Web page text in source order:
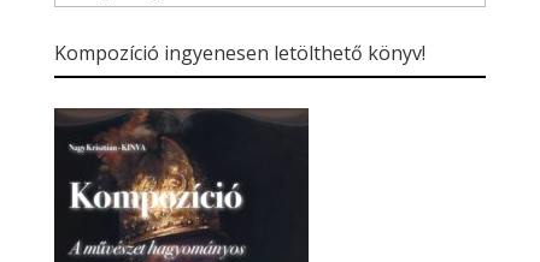
kategóriái
Kompozíció ingyenesen letölthető könyv!